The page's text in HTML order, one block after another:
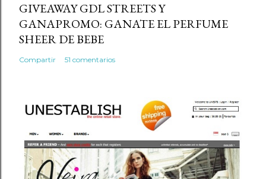
GIVEAWAY GDL STREETS Y
GANAPROMO: GANATE EL PERFUME
SHEER DE BEBE
Compartir 51 comentarios